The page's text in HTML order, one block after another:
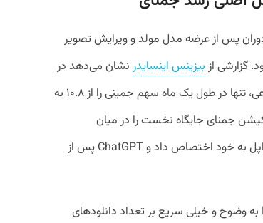
پس از عرضه مدل مولد و ویرایش تصویر
بیزینس اینسایدر نشان می‌دهد در
پی وایرال شدن این مدل در شبکه‌های اجتماعی، تنها در طول یک ماه سهم جمینی را از ۱۰.۸ به
جمنای جایگاه نخست را در میان
پردانلودترین اپلیکیشن‌های رایگان اپ استور اپل به خود اختصاص داد و ChatGPT پس از
طبق آمار Appfigures، عرضه Nano Banana به وضوح و خیلی سریع بر تعداد دانلود‌های